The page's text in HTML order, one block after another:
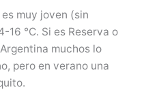
muy joven (sin
16 °C. Si es Reserva o
muchos lo
pero en verano una